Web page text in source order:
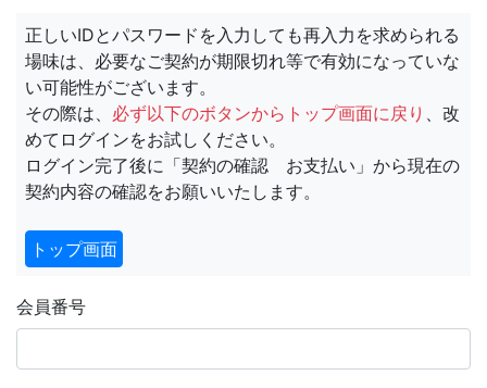
正しいIDとパスワードを入力しても再入力を求められる
場味は、必要なご契約が期限切れ等で有効になっていな
い可能性がございます。
その際は、 必ず以下のボタンからトップ画面に戻り 、改
めてログインをお試しください。
ログイン完了後に「契約の確認 お支払い」から現在の
契約内容の確認をお願いいたします。
トップ画面
会員番号